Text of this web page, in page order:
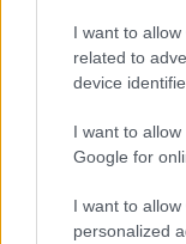
I want to
related to
device
I want to
Google for
I want to
personalized